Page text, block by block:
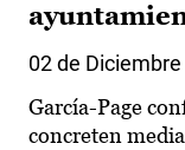
02 de
García-Page
concreten